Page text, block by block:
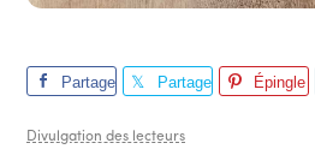
Partage
Partage
Épingle
Divulgation des lecteurs